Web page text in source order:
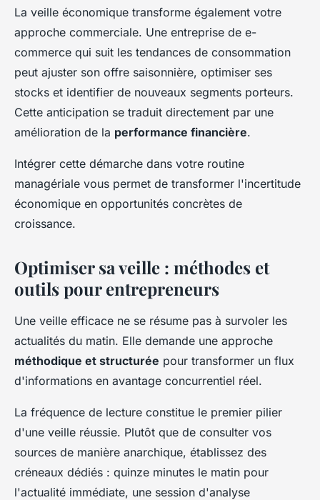
La veille économique transforme également votre
approche commerciale. Une entreprise de e-
commerce qui suit les tendances de consommation
peut ajuster son offre saisonnière, optimiser ses
stocks et identifier de nouveaux segments porteurs.
Cette anticipation se traduit directement par une
amélioration de la performance financière.
Intégrer cette démarche dans votre routine
managériale vous permet de transformer l'incertitude
économique en opportunités concrètes de
croissance.
Optimiser sa veille : méthodes et
outils pour entrepreneurs
Une veille efficace ne se résume pas à survoler les
actualités du matin. Elle demande une approche
méthodique et structurée pour transformer un flux
d'informations en avantage concurrentiel réel.
La fréquence de lecture constitue le premier pilier
d'une veille réussie. Plutôt que de consulter vos
sources de manière anarchique, établissez des
créneaux dédiés : quinze minutes le matin pour
l'actualité immédiate, une session d'analyse